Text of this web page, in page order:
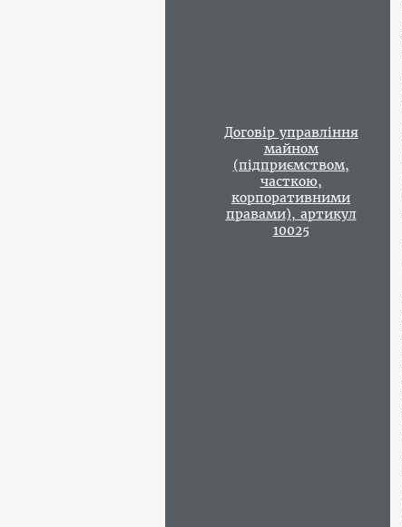
Договір управління
майном
(підприємством,
часткою,
корпоративними
правами), артикул
10025